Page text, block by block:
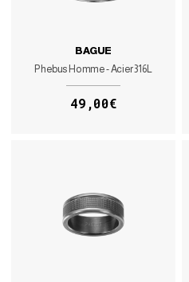
BAGUE
Phebus Homme - Acier 316L
49,00€